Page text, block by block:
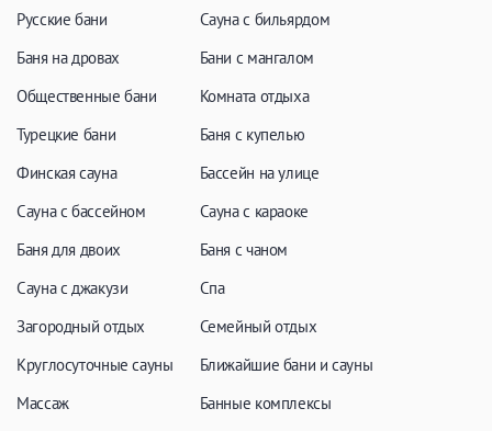
Русские бани
Баня на дровах
Общественные бани
Турецкие бани
Финская сауна
Сауна с бассейном
Баня для двоих
Сауна с джакузи
Загородный отдых
Круглосуточные сауны
Массаж
Сауна с бильярдом
Бани с мангалом
Комната отдыха
Баня с купелью
Бассейн на улице
Сауна с караоке
Баня с чаном
Спа
Семейный отдых
Ближайшие бани и сауны
Банные комплексы